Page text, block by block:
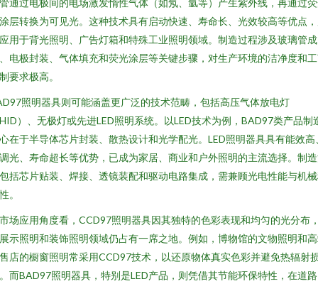
通过电极间的电场激发惰性气体（如氖、氩等）产生紫外线，再通过
层转换为可见光。这种技术具有启动快速、寿命长、光效较高等优点
用于背光照明、广告灯箱和特殊工业照明领域。制造过程涉及玻璃管成
电极封装、气体填充和荧光涂层等关键步骤，对生产环境的洁净度和
要求极高。
照明器具则可能涵盖更广泛的技术范畴，包括高压气体放电灯
）、无极灯或先进LED照明系统。以LED技术为例，BAD97类产品制
在于半导体芯片封装、散热设计和光学配光。LED照明器具具有能效高
光、寿命超长等优势，已成为家居、商业和户外照明的主流选择。制
括芯片贴装、焊接、透镜装配和驱动电路集成，需兼顾光电性能与机
。
场应用角度看，CCD97照明器具因其独特的色彩表现和均匀的光分布
示照明和装饰照明领域仍占有一席之地。例如，博物馆的文物照明和
店的橱窗照明常采用CCD97技术，以还原物体真实色彩并避免热辐射
而BAD97照明器具，特别是LED产品，则凭借其节能环保特性，在道